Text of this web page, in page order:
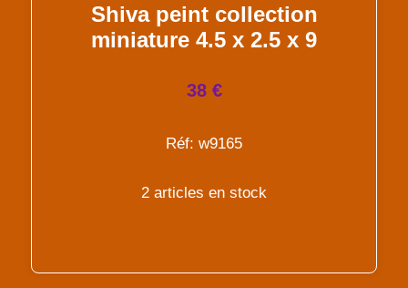
Shiva peint collection
miniature 4.5 x 2.5 x 9
38 €
Réf: w9165
2 articles en stock